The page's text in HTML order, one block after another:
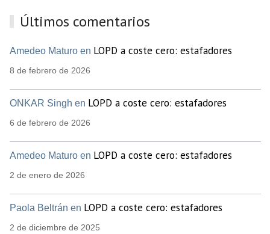
Últimos comentarios
Amedeo Maturo en LOPD a coste cero: estafadores
8 de febrero de 2026
ONKAR Singh en LOPD a coste cero: estafadores
6 de febrero de 2026
Amedeo Maturo en LOPD a coste cero: estafadores
2 de enero de 2026
Paola Beltrán en LOPD a coste cero: estafadores
2 de diciembre de 2025